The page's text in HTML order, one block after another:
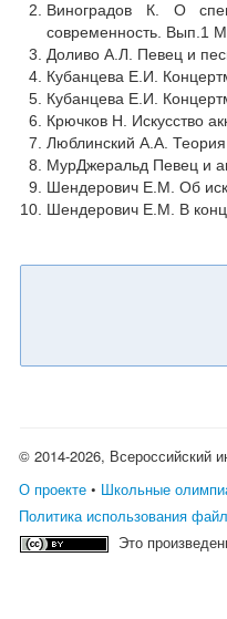
Виноградов К. О
современность. Вып.1
Доливо А.Л. Певец и
Кубанцева Е.И.
Кубанцева Е.И.
Крючков Н. Искусство
Люблинский А.А.
МурДжеральд Певец и
Шендерович Е.М. Об
Шендерович Е.М. В
© 2014-2026, Всероссийский
О проекте • Школьные
Политика использования
Это